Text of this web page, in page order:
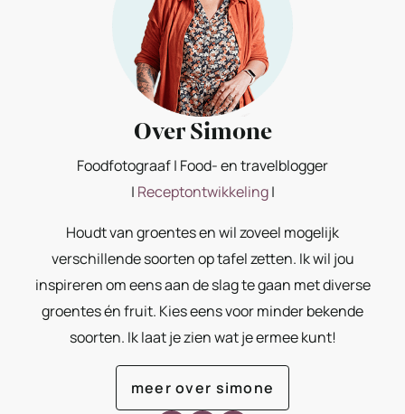
Over Simone
Foodfotograaf | Food- en travelblogger
| Receptontwikkeling|
Houdt van groentes en wil zoveel mogelijk
verschillende soorten op tafel zetten. Ik wil jou
inspireren om eens aan de slag te gaan met diverse
groentes én fruit. Kies eens voor minder bekende
soorten. Ik laat je zien wat je ermee kunt!
meer over simone